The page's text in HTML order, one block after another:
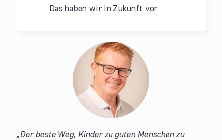
Das haben wir in Zukunft vor
Der beste Weg, Kinder zu guten Menschen zu